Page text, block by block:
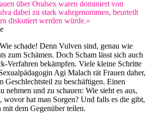
über Oralsex waren dominiert von
dabei zu stark wahrgenommen, beurteilt
diskutiert werden würde.»
schade! Denn Vulven sind, genau wie
zum Schämen. Doch Scham lässt sich auch
Verfahren bekämpfen. Viele kleine Schritte
Agi Malach rät Frauen daher,
Geschlechtsteil zu beschäftigen. Einen
nehmen und zu schauen: Wie sieht es aus,
wovor hat man Sorgen? Und falls es die gibt,
mit dem Gegenüber teilen.